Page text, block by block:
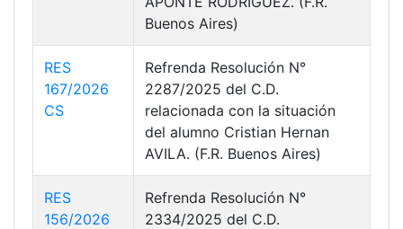
Buenos Aires)
RES
167/2026
CS
Refrenda Resolución N°
2287/2025 del C.D.
relacionada con la situación
del alumno Cristian Hernan
AVILA. (F.R. Buenos Aires)
RES
156/2026
Refrenda Resolución N°
2334/2025 del C.D.